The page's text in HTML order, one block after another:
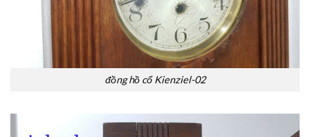
đồng hồ cổ Kienziel-02